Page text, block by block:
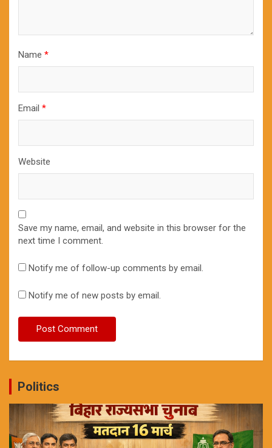
Name *
Email *
Website
Save my name, email, and website in this browser for the
next time I comment.
Notify me of follow-up comments by email.
Notify me of new posts by email.
Politics